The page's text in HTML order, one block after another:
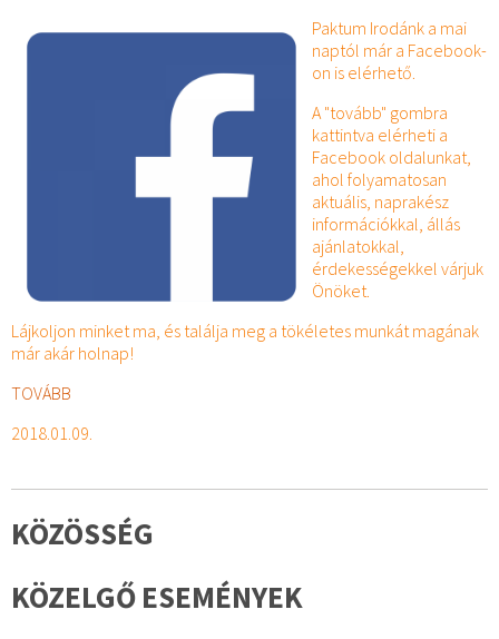
Paktum Irodánk a mai
naptól már a Facebook-
on is elérhető.
A "tovább" gombra
kattintva elérheti a
Facebook oldalunkat,
ahol folyamatosan
aktuális, naprakész
információkkal, állás
ajánlatokkal,
érdekességekkel várjuk
Önöket.
Lájkoljon minket ma, és találja meg a tökéletes munkát magának
már akár holnap!
TOVÁBB
2018.01.09.
KÖZÖSSÉG
KÖZELGŐ ESEMÉNYEK